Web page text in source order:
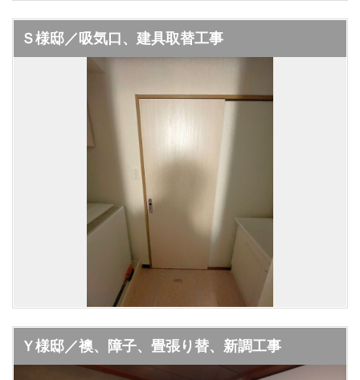
Ｓ様邸／吸気口、建具取替工事
Ｙ様邸／襖、障子、畳張り替、新調工事